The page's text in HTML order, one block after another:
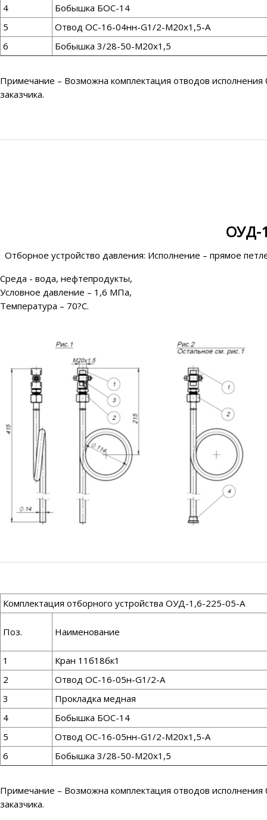
4
Бобышка БОС-14
5
Отвод ОС-16-04нн-G1/2-М20х1,5-А
6
Бобышка 3/28-50-М20х1,5
Примечание – Возможна комплектация отводов
заказчика.
ОУД-
Отборное устройство давления: Исполнение – прямое
Среда - вода, нефтепродукты,
Условное давление – 1,6 МПа,
Температура – 70?С.
Комплектация отборного устройства ОУД-1,6-225-05-А
Поз. Наименование
1
Кран 11б18бк1
2
Отвод ОС-16-05н-G1/2-А
3
Прокладка медная
4
Бобышка БОС-14
5
Отвод ОС-16-05нн-G1/2-М20х1,5-А
6
Бобышка 3/28-50-М20х1,5
Примечание – Возможна комплектация отводов
заказчика.